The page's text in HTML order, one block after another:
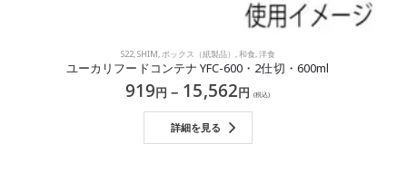
S22,SHIM,ボックス（紙製品） ,和食,洋食
ユーカリフードコンテナ YFC-600・2仕切・600ml
919円 – 15,562円 (税込)
詳細を見る